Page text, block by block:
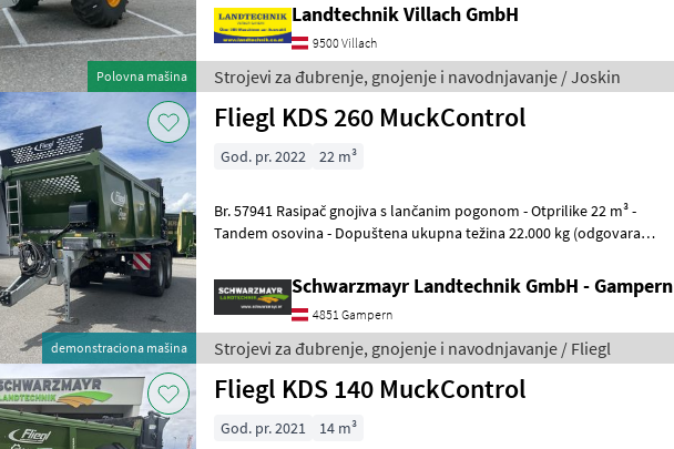
Polovna mašina
Landtechnik Villach GmbH
9500 Villach
Strojevi za đubrenje, gnojenje i navodnjavanje / Joskin
demonstraciona mašina
Fliegl KDS 260 MuckControl
God. pr. 2022 22 m³
Br. 57941 Rasipač gnojiva s lančanim pogonom - Otprilike 22 m³ -
Tandem osovina - Dopuštena ukupna težina 22.000 kg (odgovara
Schwarzmayr Landtechnik GmbH - Gampern
4851 Gampern
Strojevi za đubrenje, gnojenje i navodnjavanje / Fliegl
Fliegl KDS 140 MuckControl
God. pr. 2021 14 m³